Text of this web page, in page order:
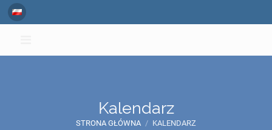
Kalendarz
STRONA GŁÓWNA / KALENDARZ